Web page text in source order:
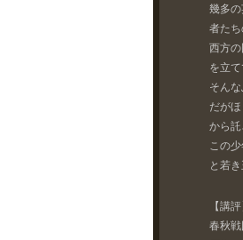
幾多
者た
西方
を立
そん
だが
から
この
と若
【講
春秋